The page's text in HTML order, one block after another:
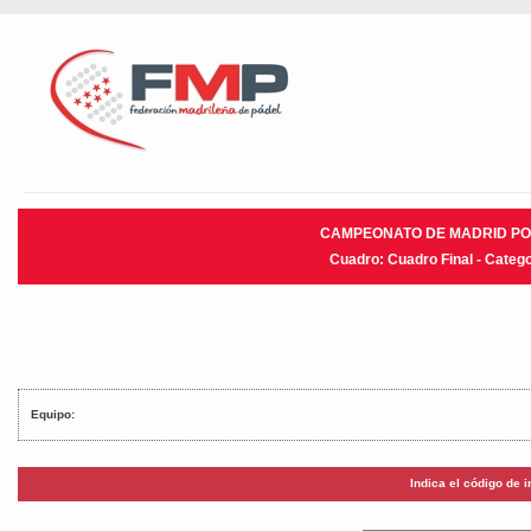
CAMPEONATO DE MADRID
Cuadro: Cuadro Final -
Equipo:
Indica el código de